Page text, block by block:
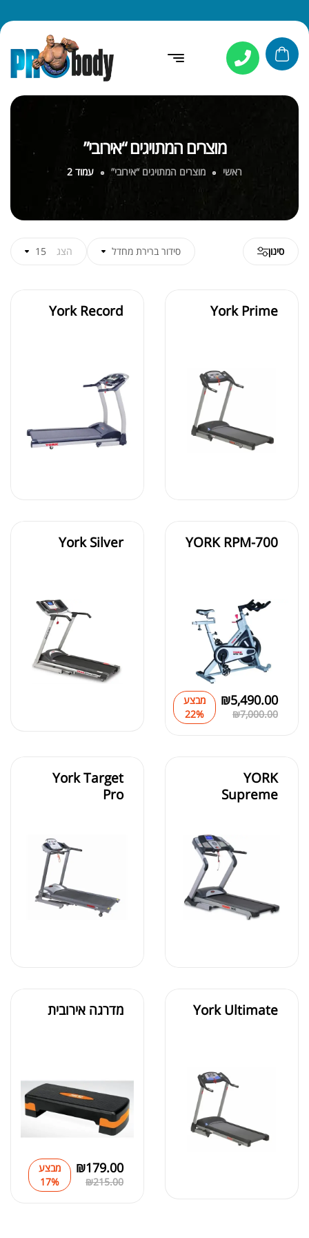
מוצרים המתויגים “אירובי”
ראשי מוצרים המתויגים “אירובי” עמוד 2
סינון סידור ברירת מחדל הצג 15
York Prime
York Record
YORK RPM-700
₪7,000.00
₪5,490.00
מבצע
22%
York Silver
YORK
Supreme
York Target
Pro
York Ultimate מדרגה אירובית
₪215.00
₪179.00
מבצע
17%